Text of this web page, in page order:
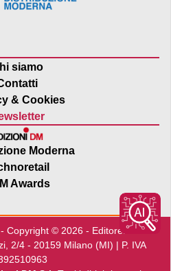
siamo
& Cookies
Moderna
Awards
Copyright © 2026 - Editore:Edra
2/4 - 20159 Milano (MI) | P. IVA